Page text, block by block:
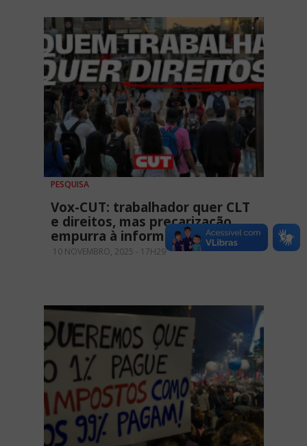
PESQUISA
Vox-CUT: trabalhador quer CLT
e direitos, mas precarização
empurra à informalidade
10 NOVEMBRO, 2025 - 17H29